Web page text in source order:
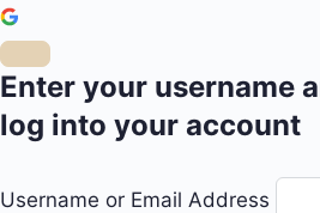
Enter your username
log into your account
Username or Email Address